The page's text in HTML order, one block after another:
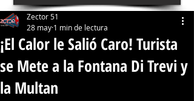
¡El Calor le Salió Caro! Turista
se Mete a la Fontana Di Trevi y
la Multan
Zector 51
28 may 1 min de lectura